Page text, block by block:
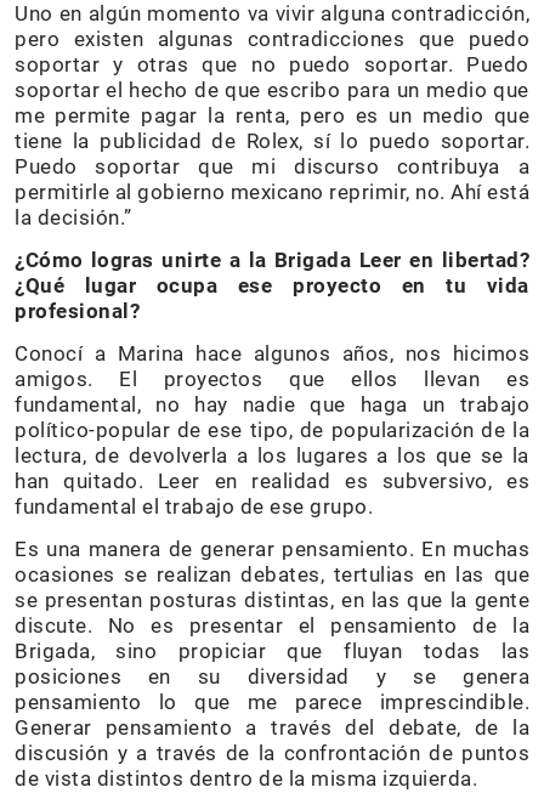
Uno en algún momento va vivir alguna contradicción,
pero existen algunas contradicciones que puedo
soportar y otras que no puedo soportar. Puedo
soportar el hecho de que escribo para un medio que
me permite pagar la renta, pero es un medio que
tiene la publicidad de Rolex, sí lo puedo soportar.
Puedo soportar que mi discurso contribuya a
permitirle al gobierno mexicano reprimir, no. Ahí está
la decisión.”
¿Cómo logras unirte a la Brigada Leer en libertad?
¿Qué lugar ocupa ese proyecto en tu vida
profesional?
Conocí a Marina hace algunos años, nos hicimos
amigos. El proyectos que ellos llevan es
fundamental, no hay nadie que haga un trabajo
político-popular de ese tipo, de popularización de la
lectura, de devolverla a los lugares a los que se la
han quitado. Leer en realidad es subversivo, es
fundamental el trabajo de ese grupo.
Es una manera de generar pensamiento. En muchas
ocasiones se realizan debates, tertulias en las que
se presentan posturas distintas, en las que la gente
discute. No es presentar el pensamiento de la
Brigada, sino propiciar que fluyan todas las
posiciones en su diversidad y se genera
pensamiento lo que me parece imprescindible.
Generar pensamiento a través del debate, de la
discusión y a través de la confrontación de puntos
de vista distintos dentro de la misma izquierda.